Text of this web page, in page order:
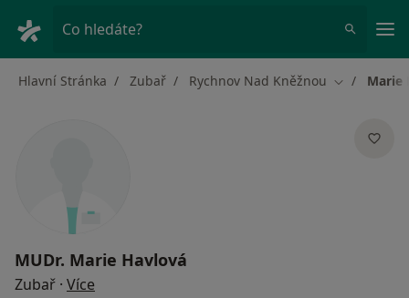
Co hledáte?
Hlavní Stránka Zubař Rychnov Nad Kněžnou ZměnaMarie
MUDr. Marie Havlová
Zubař · Více